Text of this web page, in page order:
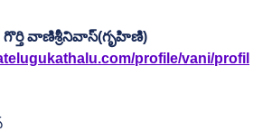
వాణిశ్రీనివాస్(గృహిణి)
profile/vani/profil